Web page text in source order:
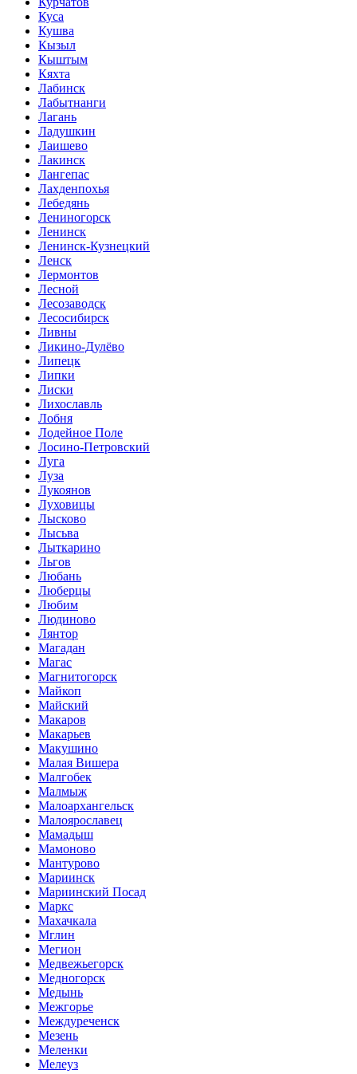
Куса
Кушва
Кызыл
Кыштым
Кяхта
Лабинск
Лабытнанги
Лагань
Ладушкин
Лаишево
Лакинск
Лангепас
Лахденпохья
Лебедянь
Лениногорск
Ленинск
Ленинск-Кузнецкий
Ленск
Лермонтов
Лесной
Лесозаводск
Лесосибирск
Ливны
Ликино-Дулёво
Липецк
Липки
Лиски
Лихославль
Лобня
Лодейное Поле
Лосино-Петровский
Луга
Луза
Лукоянов
Луховицы
Лысково
Лысьва
Лыткарино
Льгов
Любань
Люберцы
Любим
Людиново
Лянтор
Магадан
Магас
Магнитогорск
Майкоп
Майский
Макаров
Макарьев
Макушино
Малая Вишера
Малгобек
Малмыж
Малоархангельск
Малоярославец
Мамадыш
Мамоново
Мантурово
Мариинск
Мариинский Посад
Маркс
Махачкала
Мглин
Мегион
Медвежьегорск
Медногорск
Медынь
Межгорье
Междуреченск
Мезень
Меленки
Мелеуз